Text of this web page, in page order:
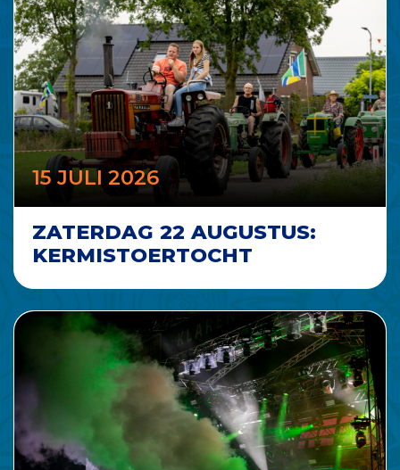
15 JULI 2026
ZATERDAG 22 AUGUSTUS:
KERMISTOERTOCHT